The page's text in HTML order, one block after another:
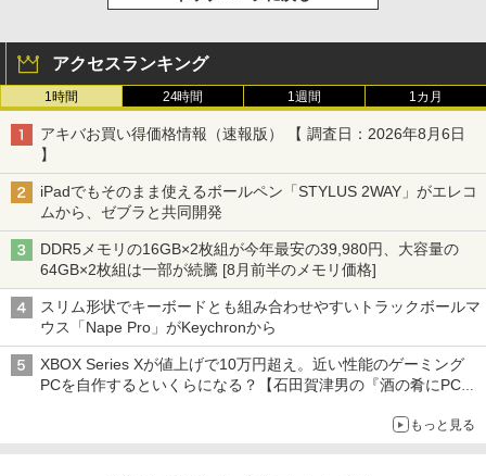
アクセスランキング
1時間 24時間 1週間 1カ月
アキバお買い得価格情報（速報版） 【 調査日：2026年8月6日
】
iPadでもそのまま使えるボールペン「STYLUS 2WAY」がエレコ
ムから、ゼブラと共同開発
DDR5メモリの16GB×2枚組が今年最安の39,980円、大容量の
64GB×2枚組は一部が続騰 [8月前半のメモリ価格]
スリム形状でキーボードとも組み合わせやすいトラックボールマ
ウス「Nape Pro」がKeychronから
XBOX Series Xが値上げで10万円超え。近い性能のゲーミング
PCを自作するといくらになる？【石田賀津男の『酒の肴にPCゲ
もっと見る